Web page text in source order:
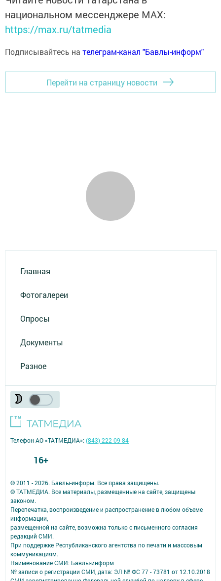
национальном мессенджере MАХ:
https://max.ru/tatmedia
Подписывайтесь на телеграм-канал "Бавлы-информ"
Перейти на страницу новости
Главная
Фотогалереи
Опросы
Документы
Разное
© 2011 - 2026. Бавлы-информ. Все права защищены.
© ТАТМЕДИА. Все материалы, размещенные на сайте, защищены
законом.
Перепечатка, воспроизведение и распространение в любом объеме
информации,
размещенной на сайте, возможна только с письменного согласия
редакций СМИ.
При поддержке Республиканского агентства по печати и массовым
коммуникациям.
Наименование СМИ: Бавлы-информ
№ записи о регистрации СМИ, дата: ЭЛ № ФС 77 - 73781 от 12.10.2018
Телефон АО «ТАТМЕДИА»:(843) 222 09 84
16+